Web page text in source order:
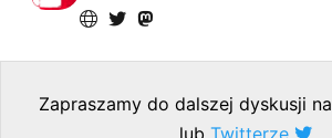
Zapraszamy do dalszej dyskusji na